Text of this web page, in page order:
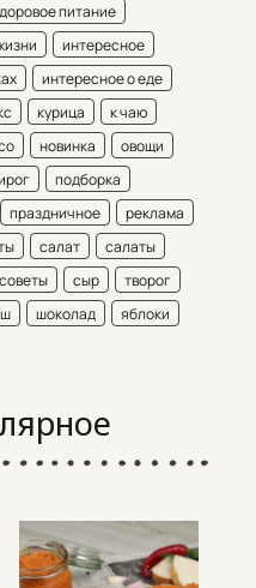
питание
интересное
интересное о еде
курица
к чаю
новинка
овощи
подборка
праздничное
реклама
салат
салаты
советы сыр
творог
шоколад яблоки